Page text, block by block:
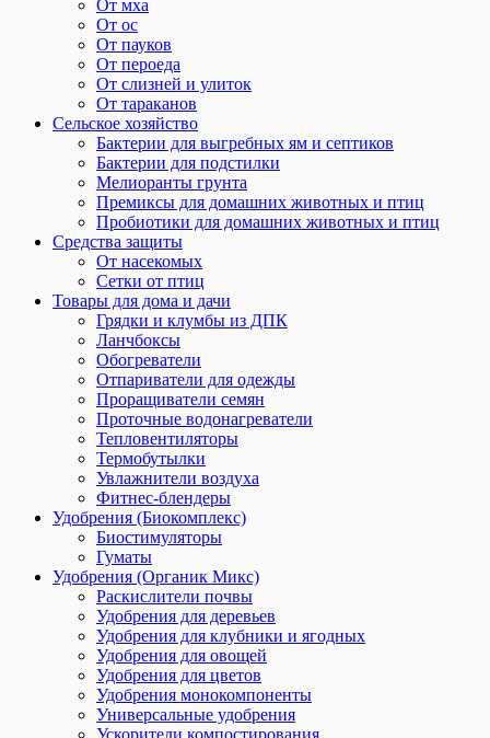
От мха
От ос
От пауков
От пероеда
От слизней и улиток
От тараканов
Сельское хозяйство
Бактерии для выгребных ям и септиков
Бактерии для подстилки
Мелиоранты грунта
Премиксы для домашних животных и птиц
Пробиотики для домашних животных и птиц
Средства защиты
От насекомых
Сетки от птиц
Товары для дома и дачи
Грядки и клумбы из ДПК
Ланчбоксы
Обогреватели
Отпариватели для одежды
Проращиватели семян
Проточные водонагреватели
Тепловентиляторы
Термобутылки
Увлажнители воздуха
Фитнес-блендеры
Удобрения (Биокомплекс)
Биостимуляторы
Гуматы
Удобрения (Органик Микс)
Раскислители почвы
Удобрения для деревьев
Удобрения для клубники и ягодных
Удобрения для овощей
Удобрения для цветов
Удобрения монокомпоненты
Универсальные удобрения
Ускорители компостирования